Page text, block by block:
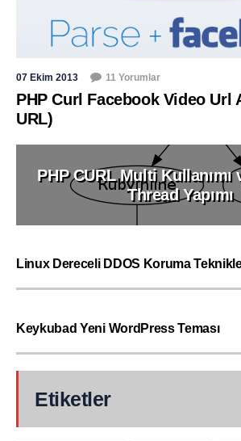
07 Ekim 2013 11 Yorumlar
PHP Curl Facebook Video Url
URL)
PHP CURL Multi Kullanımı
Thread Yapımı
Linux Dereceli DDOS Koruma
Keykubad Yeni WordPress Teması
Etiketler